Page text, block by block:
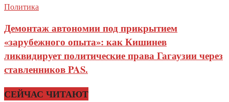
Политика
Демонтаж автономии под прикрытием
«зарубежного опыта»: как Кишинев
ликвидирует политические права Гагаузии через
ставленников PAS.
СЕЙЧАС ЧИТАЮТ